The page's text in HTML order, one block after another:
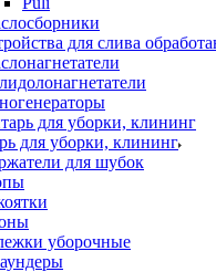
для слива
для уборки, клининг
для шубок
уборочные